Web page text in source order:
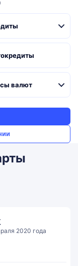
валют
2020 года